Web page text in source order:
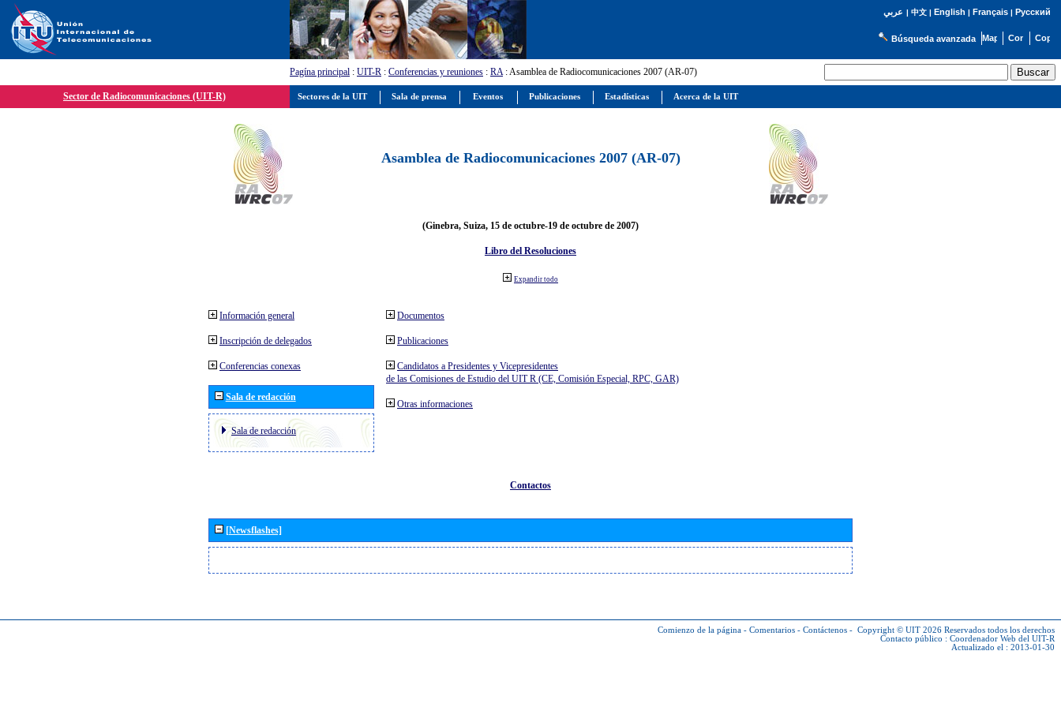
عربي | 中文| English | Français| Русский
Búsqueda avanzada
Pagína principal : UIT-R : Conferencias y reuniones : RA: Asamblea de Radiocomunicaciones 2007 (AR-07)
Sector de Radiocomunicaciones (UIT-R)
Asamblea de Radiocomunicaciones 2007 (AR-07)
(Ginebra, Suiza, 15 de octubre-19 de octubre de 2007)
Libro del Resoluciones
Expandir todo
Información general
Inscripción de delegados
Conferencias conexas
Sala de redacción
Sala de redacción
Documentos
Publicaciones
Candidatos a Presidentes y Vicepresidentes
de las Comisiones de Estudio del UIT R (CE, Comisión Especial, RPC, GAR)
Otras informaciones
Contactos
[Newsflashes]
Comienzo de la página - Comentarios - Contáctenos - Copyright © UIT 2026 Reservados todos los derechos
Contacto público : Coordenador Web del UIT-R
Actualizado el : 2013-01-30
Sectores de la UIT Sala de prensa Eventos Publicaciones Estadísticas Acerca de la UIT